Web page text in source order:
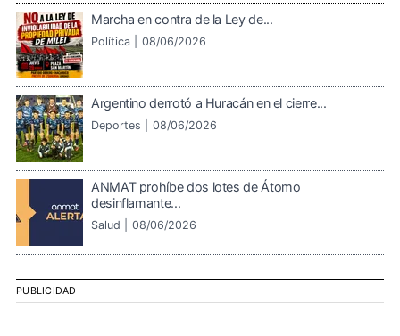
Marcha en contra de la Ley de...
Política | 08/06/2026
Argentino derrotó a Huracán en el cierre...
Deportes | 08/06/2026
ANMAT prohíbe dos lotes de Átomo
desinflamante...
Salud | 08/06/2026
PUBLICIDAD